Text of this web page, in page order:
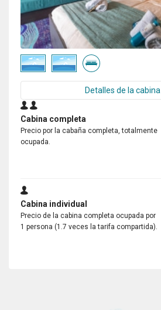
Detalles de la cabina
Cabina completa
Precio por la cabaña completa, totalmente
ocupada.
Cabina individual
Precio de la cabina completa ocupada por
1 persona (1.7 veces la tarifa compartida).